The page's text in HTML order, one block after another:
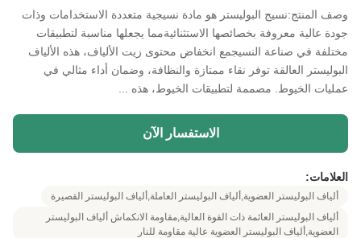
وصف المنتج:نسيج البوليستر هو مادة نسيجية متعددة الاستخدامات وذات
جودة عالية معروفة بخصائصها الاستثنائيةمما يجعلها مناسبة لتطبيقات
مختلفة في صناعة النسيجمع انخفاض محتوى زيت الألياف، هذه الألياف
البوليستر العالقة توفر نقاء ممتازة والنظافة، وضمان أداء مثالي في
عمليات الخيوط. مصممة لتطبيقات الخيوط، هذه ...
الاستفسار الآن
العلامات:
ألياف البوليستر العضوية,ألياف البوليستر العاملة,ألياف البوليستر القصيرة
ألياف البوليستر العائمة ذات القوة العالية,مقاومة الانكماش ألياف البوليستر
العضوية,ألياف البوليستر العضوية عالية مقاومة للنار